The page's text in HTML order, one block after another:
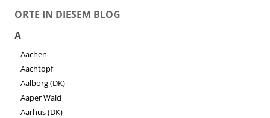
ORTE IN DIESEM BLOG
A
Aachen
Aachtopf
Aalborg (DK)
Aaper Wald
Aarhus (DK)